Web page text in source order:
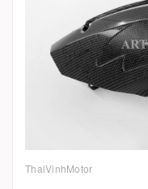
ThaiVinhMotor